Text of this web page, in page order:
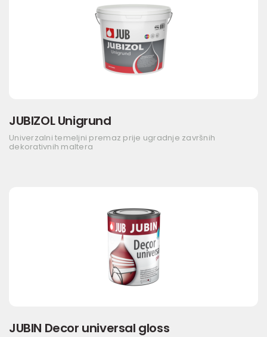
JUBIZOL Unigrund
Univerzalni temeljni premaz prije ugradnje završnih
dekorativnih maltera
JUBIN Decor universal gloss